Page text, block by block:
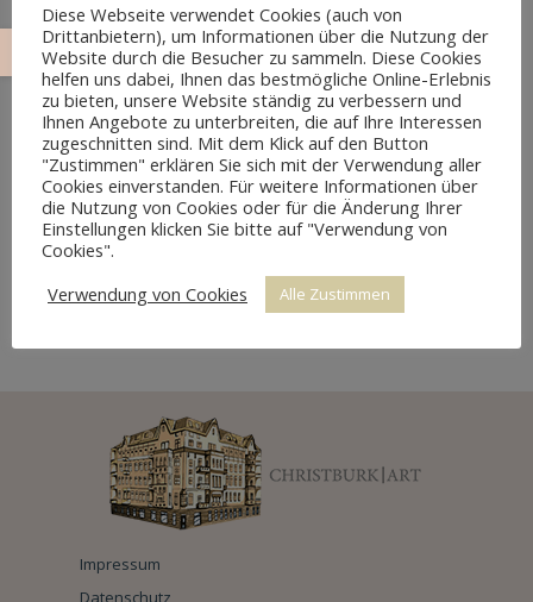
KPM WANDTELLER SET
Impressum
Datenschutz
Diese Webseite verwendet Cookies (auch von
Drittanbietern), um Informationen über die Nutzung der
Website durch die Besucher zu sammeln. Diese Cookies
helfen uns dabei, Ihnen das bestmögliche Online-Erlebnis
zu bieten, unsere Website ständig zu verbessern und
Ihnen Angebote zu unterbreiten, die auf Ihre Interessen
zugeschnitten sind. Mit dem Klick auf den Button
"Zustimmen" erklären Sie sich mit der Verwendung aller
Cookies einverstanden. Für weitere Informationen über
die Nutzung von Cookies oder für die Änderung Ihrer
Einstellungen klicken Sie bitte auf "Verwendung von
Cookies".
Verwendung von Cookies
Alle Zustimmen